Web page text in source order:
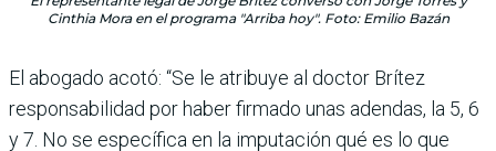
Cinthia Mora en el programa "Arriba hoy". Foto: Emilio Bazán
El abogado acotó: “Se le atribuye al doctor Brítez
responsabilidad por haber firmado unas adendas, la 5, 6
y 7. No se específica en la imputación qué es lo que